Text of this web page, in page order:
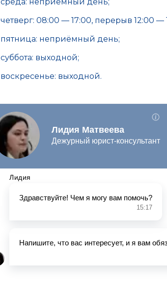
четверг: 08:00 — 17:00, перерыв 12:00 —
пятница: неприёмный день;
суббота: выходной;
воскресенье: выходной.